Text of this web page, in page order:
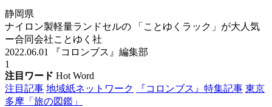
静岡県
ナイロン製軽量ランドセルの 「ことゆくラック」が大人気
ー合同会社ことゆく社
2022.06.01
『コロンブス』編集部
1
注目ワード Hot Word
注目記事 地域紙ネットワーク 『コロンブス』特集記事 東京
多摩「旅の図鑑」